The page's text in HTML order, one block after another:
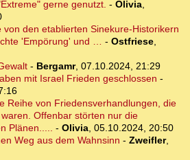
gerne genutzt. - Olivia,
von den etablierten Sinekure-Historikern
'Empörung' und … - Ostfriese,
- Bergamr, 07.10.2024, 21:29
mit Israel Frieden geschlossen -
Reihe von Friedensverhandlungen, die
Offenbar störten nur die
Plänen..... - Olivia, 05.10.2024, 20:50
Weg aus dem Wahnsinn - Zweifler,